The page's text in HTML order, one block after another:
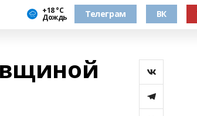
+18 °С
Дождь Телеграм ВК